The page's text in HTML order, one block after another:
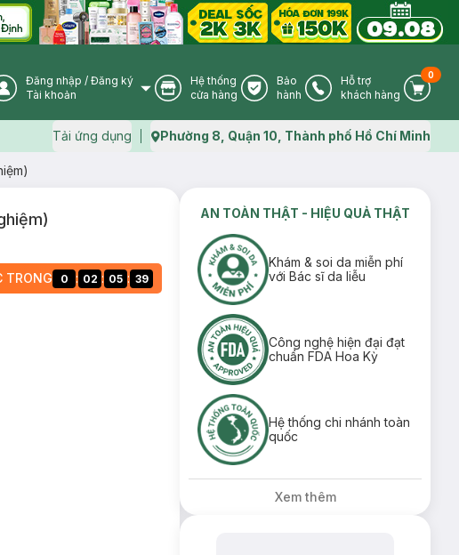
User Icon
Đăng nhập / Đăng ký
Tài khoản
Store Icon
Hệ thống
cửa hàng
Warranty Icon
Bảo
hành
Phone Icon
Hỗ trợ
khách hàng
Cart
0
Tải ứng dụng Map icon
Phường 8, Quận 10, Thành phố Hồ Chí Minh
TRONG 0 : 02 : 05 : 38
AN TOÀN THẬT - HIỆU QUẢ THẬT
Khám & soi da miễn phí
với Bác sĩ da liễu
Công nghệ hiện đại đạt
chuẩn FDA Hoa Kỳ
Hệ thống chi nhánh toàn
quốc
Xem thêm